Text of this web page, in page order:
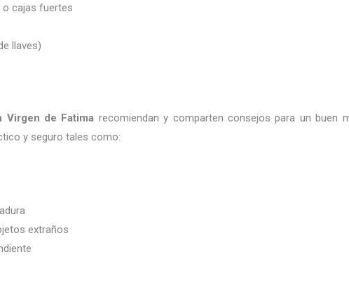
o cajas fuertes
llaves)
Virgen de Fatima recomiendan y comparten consejos para un buen
y seguro tales como:
extraños